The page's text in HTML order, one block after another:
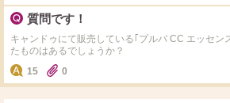
質問です！
キャンドゥにて販売している｢プルバ CC エッセン
たものはあるでしょうか？
15
0